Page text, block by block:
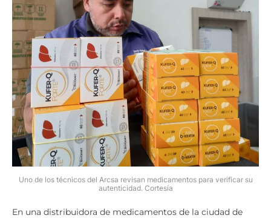
Uno de los técnicos del Arcsa revisan medicamentos para verificar su
autenticidad. Cortesía
En una distribuidora de medicamentos de la ciudad de